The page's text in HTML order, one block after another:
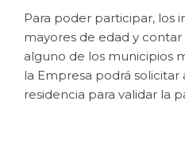
Para poder participar, los
mayores de edad y
alguno de los municipios
la Empresa podrá solicitar
residencia para validar la